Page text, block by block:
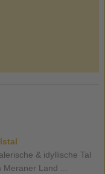
& idyllische Tal
Meraner Land ...